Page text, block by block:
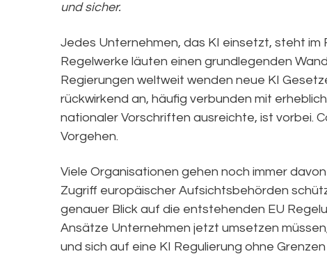
und sicher.
Jedes Unternehmen, das KI einsetzt, steht im
Regelwerke läuten einen grundlegenden
Regierungen weltweit wenden neue KI
rückwirkend an, häufig verbunden mit
nationaler Vorschriften ausreichte, ist vorbei.
Vorgehen.
Viele Organisationen gehen noch immer
Zugriff europäischer Aufsichtsbehörden
genauer Blick auf die entstehenden EU
Ansätze Unternehmen jetzt umsetzen
und sich auf eine KI Regulierung ohne